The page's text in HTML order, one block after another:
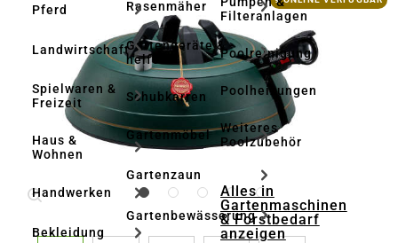
Pferd
Landwirtschaft
Spielwaren &
Freizeit
Haus &
Wohnen
Handwerken
Bekleidung
Rasenmäher
Gartengeräte & -
helfer
Schubkarren
Gartenmöbel
Gartenzaun
Gartenbewässerung
Filteranlagen
Poolreinigung
Poolheizungen
Weiteres
Poolzubehör
Alles in
Gartenmaschinen
& Forstbedarf
anzeigen